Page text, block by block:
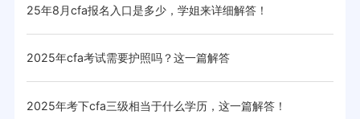
25年8月cfa报名入口是多少，学姐来详细解答！
2025年cfa考试需要护照吗？这一篇解答
2025年考下cfa三级相当于什么学历，这一篇解答！